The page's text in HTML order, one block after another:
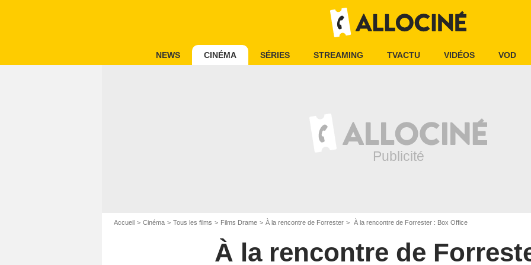
NEWS CINÉMA SÉRIES STREAMING TVACTU VIDÉOS VOD
Accueil Cinéma Tous les films Films Drame À la rencontre de Forrester À la rencontre de Forrester : Box Office
À la rencontre de